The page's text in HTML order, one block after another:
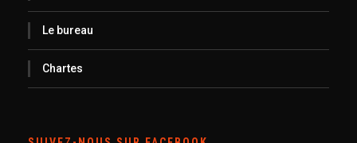
Le bureau
Chartes